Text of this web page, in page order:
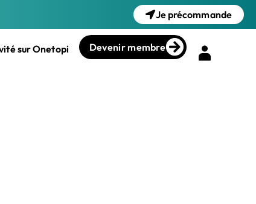
Je précommande
sur Onetopi Devenir membre